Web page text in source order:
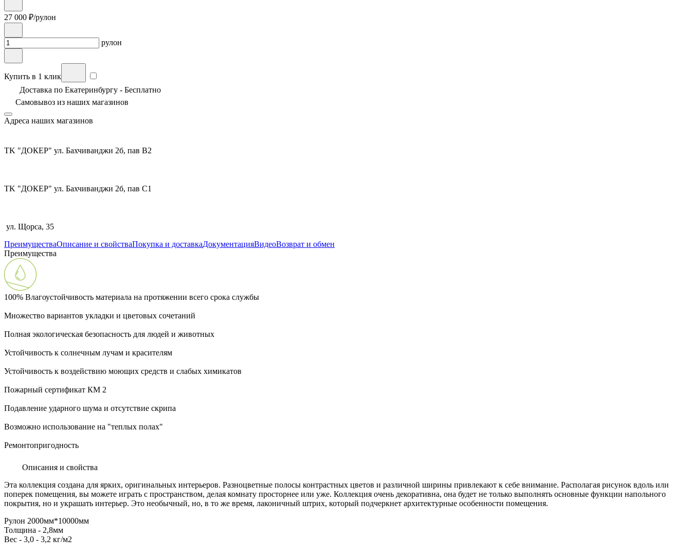
27 000 ₽/рулон
рулон
Купить в 1 клик
Доставка по Екатеринбургу - Бесплатно
Самовывоз из наших магазинов
Адреса наших магазинов
TK "ДОКЕР" ул. Бахчиванджи 2б, пав В2
TK "ДОКЕР" ул. Бахчиванджи 2б, пав С1
ул. Щорса, 35
ПреимуществаОписание и свойстваПокупка и доставкаДокументацияВидеоВозврат и обмен
Преимущества
100% Влагоустойчивость материала на протяжении всего срока службы
Множество вариантов укладки и цветовых сочетаний
Полная экологическая безопасность для людей и животных
Устойчивость к солнечным лучам и красителям
Устойчивость к воздействию моющих средств и слабых химикатов
Пожарный сертификат КМ 2
Подавление ударного шума и отсутствие скрипа
Возможно использование на "теплых полах"
Ремонтопригодность
Описания и свойства
Эта коллекция создана для ярких, оригинальных интерьеров. Разноцветные полосы контрастных цветов и различной ширины привлекают к себе внимание. Располагая рисунок вдоль или
поперек помещения, вы можете играть с пространством, делая комнату просторнее или уже. Коллекция очень декоративна, она будет не только выполнять основные функции напольного
покрытия, но и украшать интерьер. Это необычный, но, в то же время, лаконичный штрих, который подчеркнет архитектурные особенности помещения.
Рулон 2000мм*10000мм
Толщина - 2,8мм
Вес - 3,0 - 3,2 кг/м2